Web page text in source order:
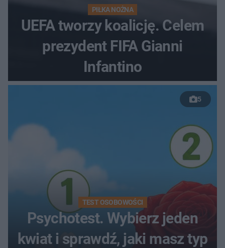
PIŁKA NOŻNA
UEFA tworzy koalicję. Celem
prezydent FIFA Gianni
Infantino
5
TEST OSOBOWOŚCI
Psychotest. Wybierz jeden
kwiat i sprawdź, jaki masz typ